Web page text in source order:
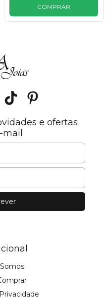
COMPRAR
e ofertas
mail